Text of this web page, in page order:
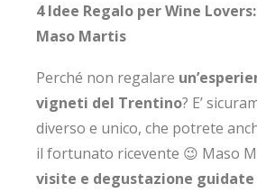
4 Idee Regalo per Wine
Maso Martis
Perché non regalare
vigneti del Trentino? E’
diverso e unico, che potrete
il fortunato ricevente 😉 Maso
visite e degustazione guidate